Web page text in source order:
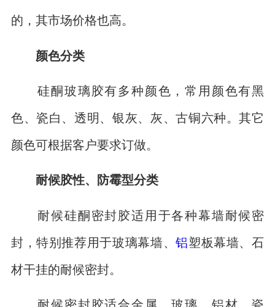
的，其市场价格也高。
颜色分类
硅酮玻璃胶有多种颜色，常用颜色有黑
色、瓷白、透明、银灰、灰、古铜六种。其它
颜色可根据客户要求订做。
耐候胶性、防霉型分类
耐候硅酮密封胶适用于各种幕墙耐候密
封，特别推荐用于玻璃幕墙、铝塑板幕墙、石
材干挂的耐候密封。
耐候密封胶适合金属、玻璃、铝材、瓷